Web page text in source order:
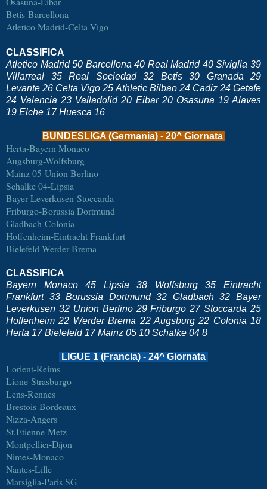
Betis-Barcellona
Atletico Madrid-Celta Vigo
CLASSIFICA
Atletico Madrid 50 Barcellona 40 Real Madrid 40 Siviglia 39
Villarreal 35 Real Sociedad 32 Betis 30 Granada 29
Levante 26 Celta Vigo 25 Athletic Bilbao 24 Cadiz 24 Getafe
24 Valencia 23 Valladolid 20 Eibar 20 Osasuna 19 Alaves
19 Elche 17 Huesca 16
BUNDESLIGA (Germania) - 20^ Giornata
Herta-Bayern Monaco
Augsburg-Wolfsburg
Mainz 05-Union Berlino
Schalke 04-Lipsia
Bayer Leverkusen-Stoccarda
Friburgo-Borussia Dortmund
Gladbach-Colonia
Hoffenheim-Eintracht Frankfurt
Bielefeld-Werder Brema
CLASSIFICA
Bayern Monaco 45 Lipsia 38 Wolfsburg 35 Eintracht
Frankfurt 33 Borussia Dortmund 32 Gladbach 32 Bayer
Leverkusen 32 Union Berlino 29 Friburgo 27 Stoccarda 25
Hoffenheim 22 Werder Brema 22 Augsburg 22 Colonia 18
Herta 17 Bielefeld 17 Mainz 05 10 Schalke 04 8
LIGUE 1 (Francia) - 24^ Giornata
Lorient-Reims
Lione-Strasburgo
Lens-Rennes
Brestois-Bordeaux
Nizza-Angers
St.Etienne-Metz
Montpellier-Dijon
Nimes-Monaco
Nantes-Lille
Marsiglia-Paris SG